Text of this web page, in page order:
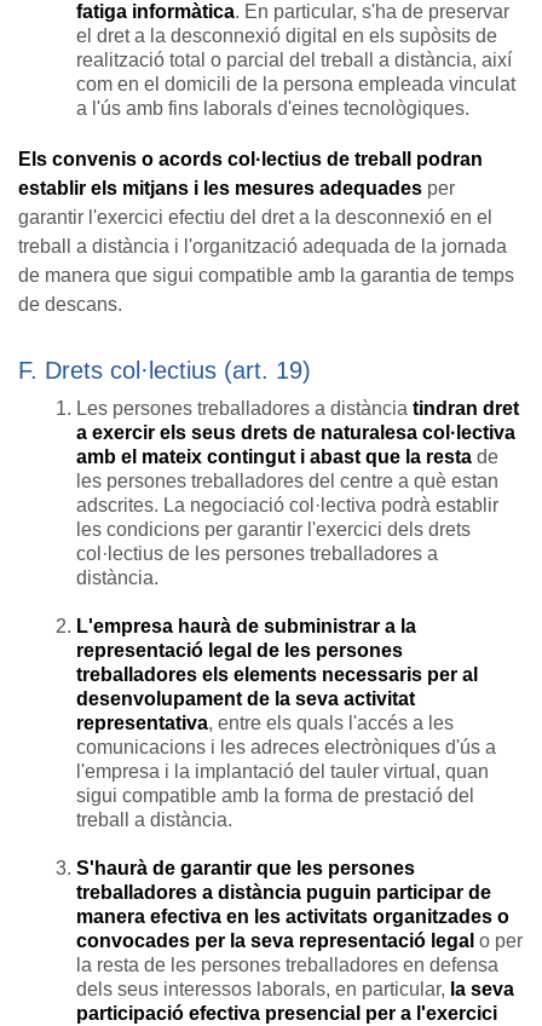
fatiga informàtica. En particular, s'ha de preservar
el dret a la desconnexió digital en els supòsits de
realització total o parcial del treball a distància, així
com en el domicili de la persona empleada vinculat
a l'ús amb fins laborals d'eines tecnològiques.
Els convenis o acords col·lectius de treball podran
establir els mitjans i les mesures adequades per
garantir l'exercici efectiu del dret a la desconnexió en el
treball a distància i l'organització adequada de la jornada
de manera que sigui compatible amb la garantia de temps
de descans.
F. Drets col·lectius (art. 19)
Les persones treballadores a distància tindran dret
a exercir els seus drets de naturalesa col·lectiva
amb el mateix contingut i abast que la resta de
les persones treballadores del centre a què estan
adscrites. La negociació col·lectiva podrà establir
les condicions per garantir l'exercici dels drets
col·lectius de les persones treballadores a
distància.
L'empresa haurà de subministrar a la
representació legal de les persones
treballadores els elements necessaris per al
desenvolupament de la seva activitat
representativa, entre els quals l'accés a les
comunicacions i les adreces electròniques d'ús a
l'empresa i la implantació del tauler virtual, quan
sigui compatible amb la forma de prestació del
treball a distància.
S'haurà de garantir que les persones
treballadores a distància puguin participar de
manera efectiva en les activitats organitzades o
convocades per la seva representació legal o per
la resta de les persones treballadores en defensa
dels seus interessos laborals, en particular, la seva
participació efectiva presencial per a l'exercici